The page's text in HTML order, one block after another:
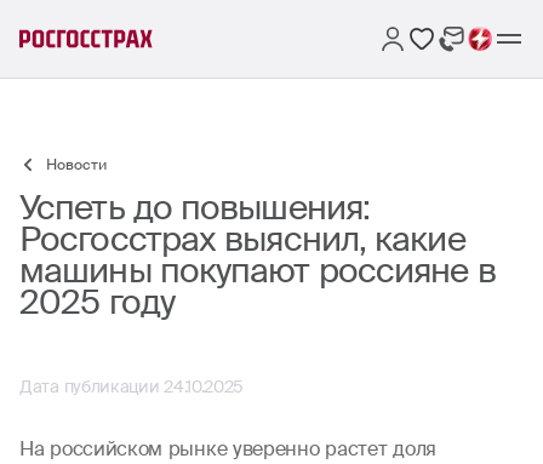
Новости
Успеть до повышения:
Росгосстрах выяснил, какие
машины покупают россияне в
2025 году
Дата публикации 24.10.2025
На российском рынке уверенно растет доля